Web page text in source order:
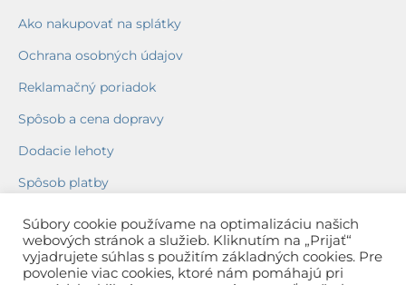
Ako nakupovať na splátky
Ochrana osobných údajov
Reklamačný poriadok
Spôsob a cena dopravy
Dodacie lehoty
Spôsob platby
Súbory cookie používame na optimalizáciu našich
webových stránok a služieb. Kliknutím na „Prijať“
vyjadrujete súhlas s použitím základných cookies. Pre
povolenie viac cookies, ktoré nám pomáhajú pri